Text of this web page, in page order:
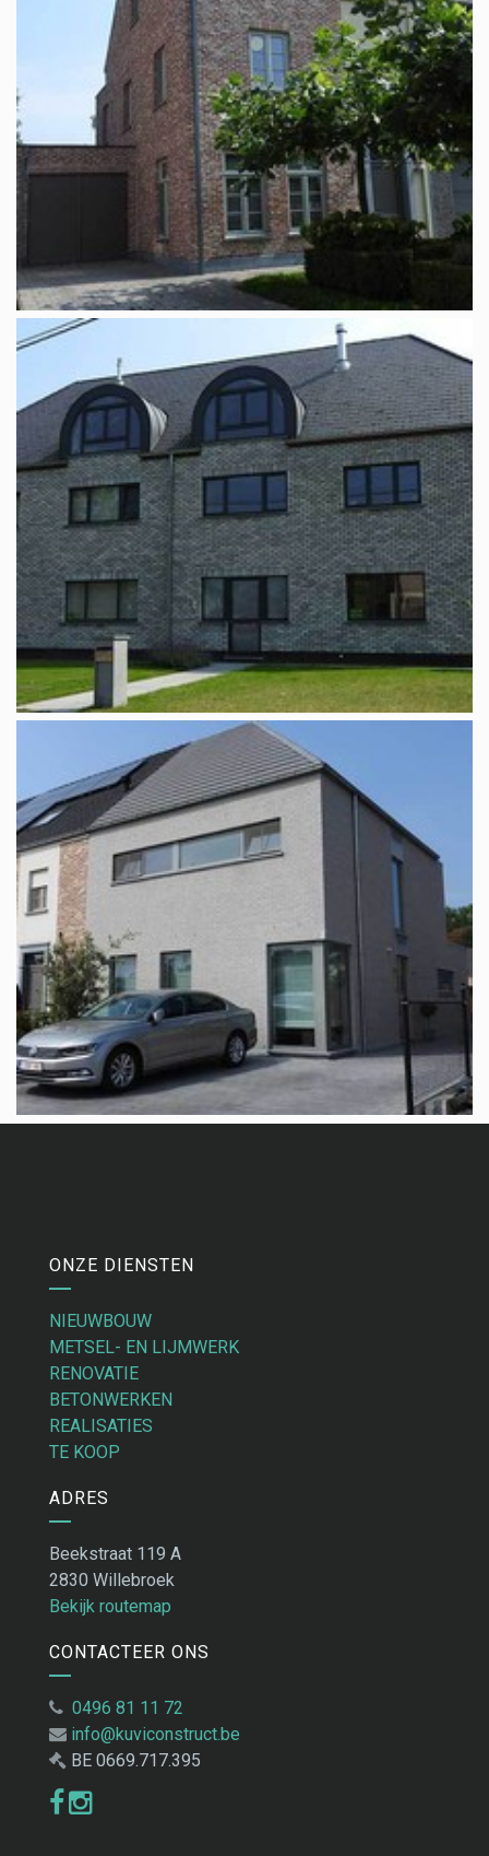
ONZE DIENSTEN
NIEUWBOUW
METSEL- EN LIJMWERK
RENOVATIE
BETONWERKEN
REALISATIES
TE KOOP
ADRES
Beekstraat 119 A
2830 Willebroek
Bekijk routemap
CONTACTEER ONS
0496 81 11 72
info@kuviconstruct.be
BE 0669.717.395